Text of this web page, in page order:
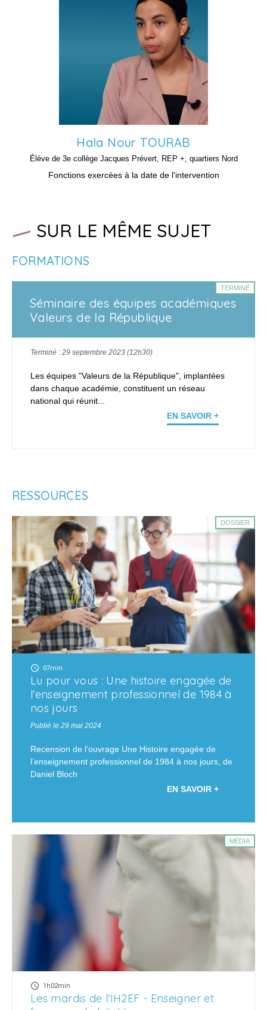
Hala NourTOURAB
Élève de 3e collège Jacques Prévert, REP +, quartiers Nord
Fonctions exercées à la date de l'intervention
SUR LE MÊME SUJET
FORMATIONS
Séminaire des équipes académiques
Valeurs de la République
TERMINÉ
Terminé : 29 septembre 2023 (12h30)
Les équipes "Valeurs de la République", implantées
dans chaque académie, constituent un réseau
national qui réunit...
EN SAVOIR +
RESSOURCES
DOSSIER
07min
Lu pour vous : Une histoire engagée de
l'enseignement professionnel de 1984 à
nos jours
Publié le 29 mai 2024
Recension de l’ouvrage Une Histoire engagée de
l’enseignement professionnel de 1984 à nos jours, de
Daniel Bloch
EN SAVOIR +
MÉDIA
1h02min
Les mardis de l'IH2EF - Enseigner et